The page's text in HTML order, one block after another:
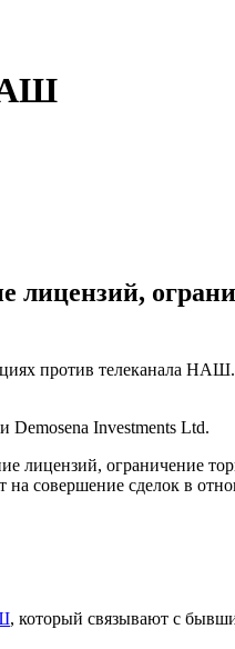
лицензий,
против телеканала
Investments Ltd.
лицензий, ограничение
совершение сделок в
, который связывают с